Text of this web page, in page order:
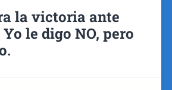
la victoria ante
le digo NO, pero